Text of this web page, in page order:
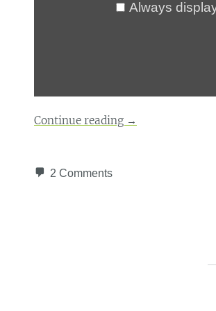
Always
Continue reading →
2 Comments